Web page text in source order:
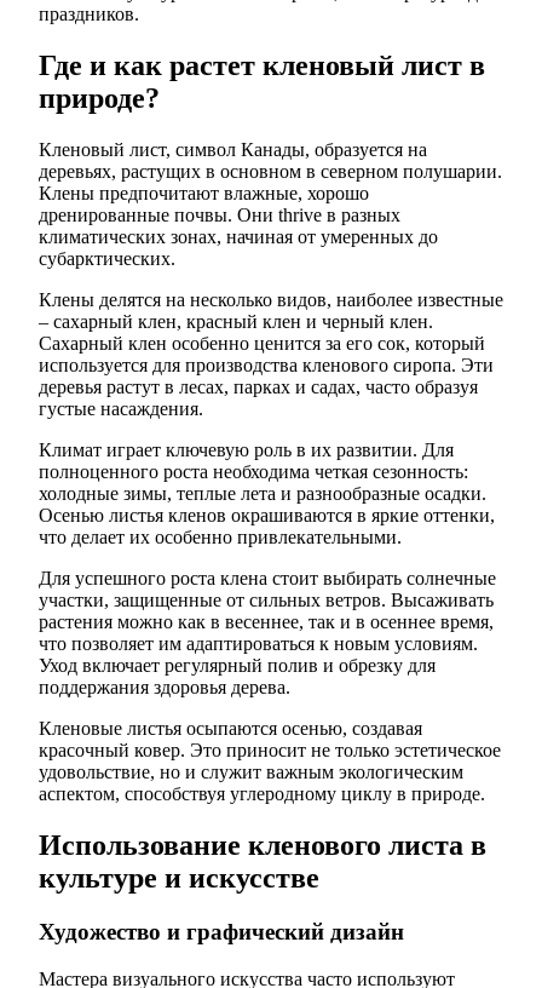
праздников.
Где и как растет кленовый лист в
природе?
Кленовый лист, символ Канады, образуется на
деревьях, растущих в основном в северном полушарии.
Клены предпочитают влажные, хорошо
дренированные почвы. Они thrive в разных
климатических зонах, начиная от умеренных до
субарктических.
Клены делятся на несколько видов, наиболее известные
– сахарный клен, красный клен и черный клен.
Сахарный клен особенно ценится за его сок, который
используется для производства кленового сиропа. Эти
деревья растут в лесах, парках и садах, часто образуя
густые насаждения.
Климат играет ключевую роль в их развитии. Для
полноценного роста необходима четкая сезонность:
холодные зимы, теплые лета и разнообразные осадки.
Осенью листья кленов окрашиваются в яркие оттенки,
что делает их особенно привлекательными.
Для успешного роста клена стоит выбирать солнечные
участки, защищенные от сильных ветров. Высаживать
растения можно как в весеннее, так и в осеннее время,
что позволяет им адаптироваться к новым условиям.
Уход включает регулярный полив и обрезку для
поддержания здоровья дерева.
Кленовые листья осыпаются осенью, создавая
красочный ковер. Это приносит не только эстетическое
удовольствие, но и служит важным экологическим
аспектом, способствуя углеродному циклу в природе.
Использование кленового листа в
культуре и искусстве
Художество и графический дизайн
Мастера визуального искусства часто используют